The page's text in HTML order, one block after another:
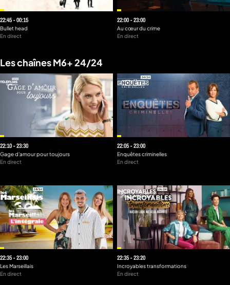
22:45 - 00:15
Bullet head
En direct
22:00 - 23:00
Au cœur du crime
En direct
Les chaînes M6+ 24/24
22:10 - 23:30
Gage d'amour pour toujours
En direct
22:05 - 23:00
Enquêtes criminelles
En direct
22:35 - 23:00
Les Marseillais
En direct
22:35 - 23:20
Incroyables transformations
En direct